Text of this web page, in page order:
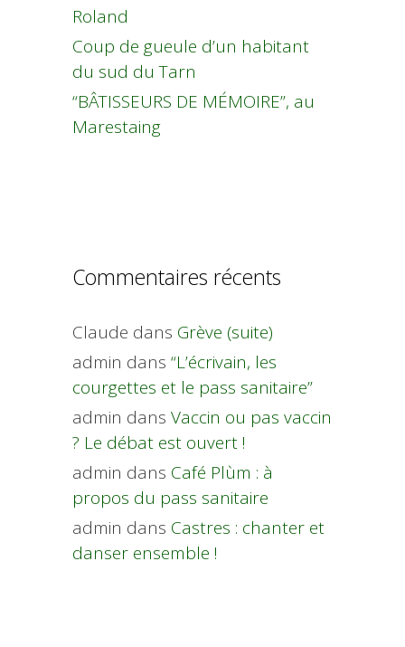
Roland
Coup de gueule d’un habitant
du sud du Tarn
“BÂTISSEURS DE MÉMOIRE”, au
Marestaing
Commentaires récents
Claude dans Grève (suite)
admin dans “L’écrivain, les
courgettes et le pass sanitaire”
admin dans Vaccin ou pas vaccin
? Le débat est ouvert !
admin dans Café Plùm : à
propos du pass sanitaire
admin dans Castres : chanter et
danser ensemble !